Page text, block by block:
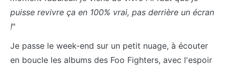
puisse revivre ça en 100% vrai, pas derrière un écran
!"
Je passe le week-end sur un petit nuage, à écouter
en boucle les albums des Foo Fighters, avec l'espoir